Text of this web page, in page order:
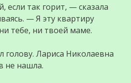
так горит, — сказала
— Я эту квартиру
тебе, ни твоей маме.
голову. Лариса Николаевна
не нашла.